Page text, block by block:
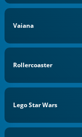
Vaiana
Rollercoaster
Lego Star Wars